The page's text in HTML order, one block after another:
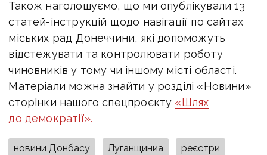
Також наголошуємо, що ми опублікували 13
статей-інструкцій щодо навігації по сайтах
міських рад Донеччини, які допоможуть
відстежувати та контролювати роботу
чиновників у тому чи іншому місті області.
Матеріали можна знайти у розділі «Новини»
сторінки нашого спецпроєкту «Шлях
до демократії».
новини Донбасу Луганщиниа реєстри